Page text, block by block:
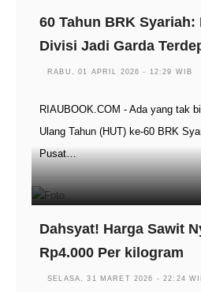
60 Tahun BRK Syariah:
Divisi Jadi Garda
RABU, 01 APRIL 2026 - 12:29 WIB
RIAUBOOK.COM - Ada yang tak
Ulang Tahun (HUT) ke-60 BRK
Pusat…
Dahsyat! Harga Sawit
Rp4.000 Per kilogram
SELASA, 31 MARET 2026 - 22:24